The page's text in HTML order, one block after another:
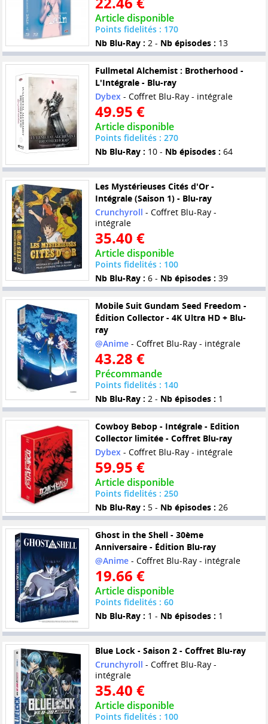
Article disponible
Points fidelités : 170
Nb Blu-Ray : 2 - Nb épisodes : 13
Fullmetal Alchemist : Brotherhood -
L'Intégrale - Blu-ray
Dybex- Coffret Blu-Ray - intégrale
49.95 €
Article disponible
Points fidelités : 270
Nb Blu-Ray : 10 - Nb épisodes : 64
Les Mystérieuses Cités d'Or -
Intégrale (Saison 1) - Blu-ray
Crunchyroll - Coffret Blu-Ray -
intégrale
35.40 €
Article disponible
Points fidelités : 100
Nb Blu-Ray : 6 - Nb épisodes : 39
Mobile Suit Gundam Seed Freedom -
Édition Collector - 4K Ultra HD + Blu-
ray
@Anime- Coffret Blu-Ray - intégrale
43.28 €
Précommande
Points fidelités : 140
Nb Blu-Ray : 2 - Nb épisodes : 1
Cowboy Bebop - Intégrale - Edition
Collector limitée - Coffret Blu-ray
Dybex- Coffret Blu-Ray - intégrale
59.95 €
Article disponible
Points fidelités : 250
Nb Blu-Ray : 5 - Nb épisodes : 26
Ghost in the Shell - 30ème
Anniversaire - Édition Blu-ray
@Anime- Coffret Blu-Ray - intégrale
19.66 €
Article disponible
Points fidelités : 60
Nb Blu-Ray : 1 - Nb épisodes : 1
Blue Lock - Saison 2 - Coffret Blu-ray
Crunchyroll - Coffret Blu-Ray -
intégrale
35.40 €
Article disponible
Points fidelités : 100